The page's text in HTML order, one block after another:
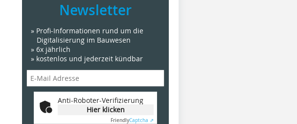
Newsletter
» Profi-Informationen rund um die
Digitalisierung im Bauwesen
» 6x jährlich
» kostenlos und jederzeit kündbar
Anti-Roboter-Verifizierung
Hier klicken
FriendlyCaptcha ⇗